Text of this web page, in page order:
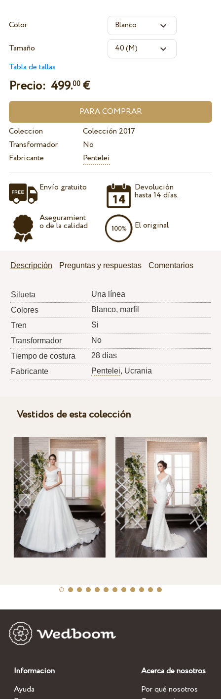
Color
Tamaño
Tabla de tallas
Precio: 499.00€
Coleccion
Colección 2017
Transformador
No
Fabricante
Pentelei
Envío gratuito
Aseguramient
o de la calidad
Devolución
hasta 14 días.
El original
Descripción Preguntas y respuestas Comentarios
Silueta
Una línea
Colores
Blanco, marfil
Tren
Si
Transformador
No
Tiempo de costura
28 dias
Fabricante
Pentelei, Ucrania
Vestidos de esta colección
Informacion
Ayuda
Acerca de nosotros
Por qué nosotros